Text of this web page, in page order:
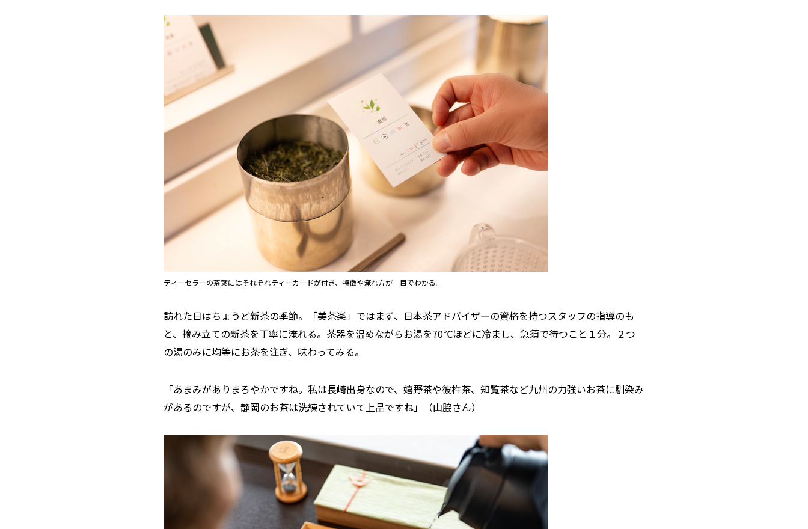
ティーセラーの茶葉にはそれぞれティーカードが付き、特徴や淹れ方が一目でわかる。
訪れた日はちょうど新茶の季節。「美茶楽」ではまず、日本茶アドバイザーの資格を持つスタッフの指導のも
と、摘み立ての新茶を丁寧に淹れる。茶器を温めながらお湯を70℃ほどに冷まし、急須で待つこと１分。２つ
の湯のみに均等にお茶を注ぎ、味わってみる。
「あまみがありまろやかですね。私は長崎出身なので、嬉野茶や彼杵茶、知覧茶など九州の力強いお茶に馴染み
があるのですが、静岡のお茶は洗練されていて上品ですね」（山脇さん）